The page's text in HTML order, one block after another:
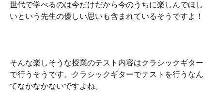
世代で学べるのは今だけだから今のうちに楽しんでほし
いという先生の優しい思いも含まれているそうですよ！
そんな楽しそうな授業のテスト内容はクラシックギター
で行うそうです。クラシックギターでテストを行うなん
てなかなかないですよね。